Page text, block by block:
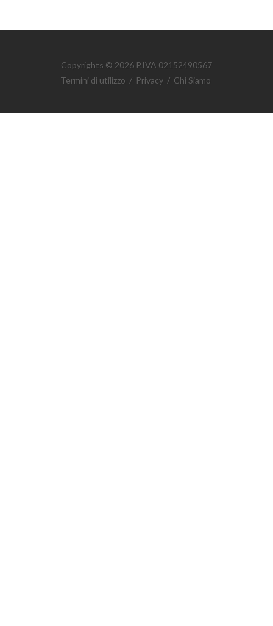
Copyrights © 2026 P.IVA 02152490567
Termini di utilizzo / Privacy / Chi Siamo